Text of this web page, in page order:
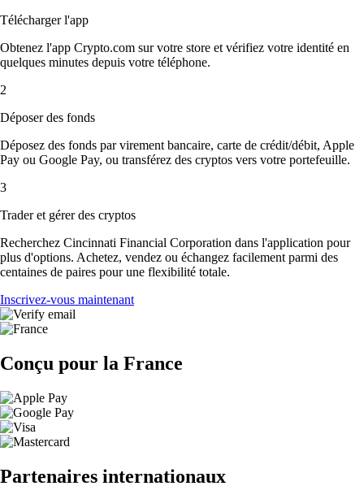
Télécharger l'app
Obtenez l'app Crypto.com sur votre store et vérifiez votre identité en
quelques minutes depuis votre téléphone.
2
Déposer des fonds
Déposez des fonds par virement bancaire, carte de crédit/débit, Apple
Pay ou Google Pay, ou transférez des cryptos vers votre portefeuille.
3
Trader et gérer des cryptos
Recherchez Cincinnati Financial Corporation dans l'application pour
plus d'options. Achetez, vendez ou échangez facilement parmi des
centaines de paires pour une flexibilité totale.
Inscrivez-vous maintenant
Conçu pour la France
Partenaires internationaux